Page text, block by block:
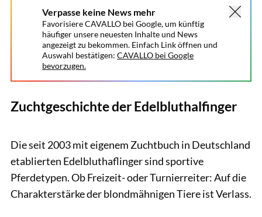
Verpasse keine News mehr
Favorisiere CAVALLO bei Google, um künftig
häufiger unsere neuesten Inhalte und News
angezeigt zu bekommen. Einfach Link öffnen und
Auswahl bestätigen: CAVALLO bei Google
bevorzugen.
Zuchtgeschichte der Edelbluthalfinger
Die seit 2003 mit eigenem Zuchtbuch in Deutschland
etablierten Edelbluthaflinger sind sportive
Pferdetypen. Ob Freizeit- oder Turnierreiter: Auf die
Charakterstärke der blondmähnigen Tiere ist Verlass.